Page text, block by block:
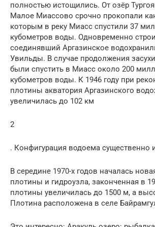
полностью истощились. От озёр
Малое Миассово срочно прокопали
которым в реку Миасс спустили 37
кубометров воды. Одновременно
соединявший Аргазинское
Увильды. В случае продолжения
были спустить в Миасс около 200
кубометров воды. К 1946 году при
плотины акватория Аргазинского
увеличилась до 102 км
2
. Конфигурация водоема существенно
В середине 1970-х годов началась
плотины и гидроузла, законченная в
плотины увеличилась до 1500 м, а
Плотина расположена в селе